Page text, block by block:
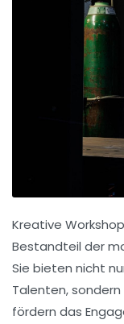
Kreative
Bestandteil der
Sie bieten nicht
Talenten,
fördern das